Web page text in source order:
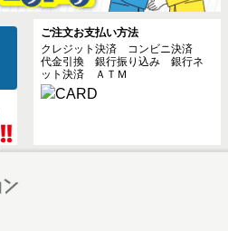
ご注文お支払い方法
クレジット決済 コンビニ決済
代金引換 銀行振り込み 銀行ネ
ット決済 ＡＴＭ